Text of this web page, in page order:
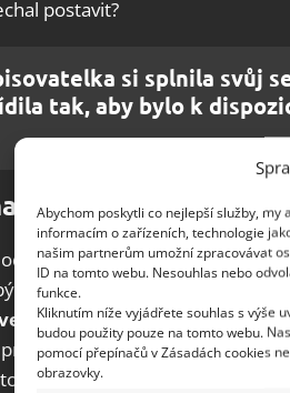
Abychom poskytli co nejlepší služby,
informacím o zařízeních, technologie
našim partnerům umožní zpracovávat
ID na tomto webu. Nesouhlas nebo
funkce.
Kliknutím níže vyjádřete souhlas s výše
budou použity pouze na tomto webu.
pomocí přepínačů v Zásadách cookies
obrazovky.
postavit?
si splnila svůj
tak, aby bylo k
dosah oceán
soukromých pokojů –
pokoje a kuchyně. Vznikly
terasa. Benův domov je
páru, o kterém jsme
že není napojen na žádné